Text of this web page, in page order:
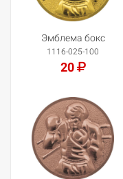
Эмблема бокс
1116-025-100
20
Добавить в корзину